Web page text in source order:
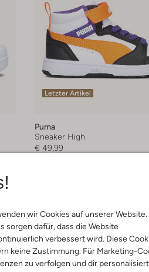
wir Cookies auf unserer Website.
sorgen dafür, dass die Website
verbessert wird. Diese
keine Zustimmung. Für Marketing-
zu verfolgen und dir
Letzter Artikel
Puma
Sneaker High
€ 49,99